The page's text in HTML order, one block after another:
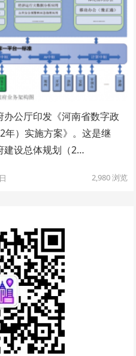
公厅印发《河南省数字政
）实施方案》。这是继
建设总体规划（2…
2,980浏览